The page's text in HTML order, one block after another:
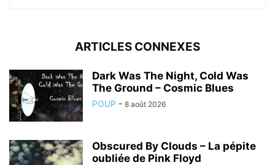
ARTICLES CONNEXES
Dark Was The Night, Cold Was
The Ground – Cosmic Blues
POUP - 8 août 2026
Obscured By Clouds – La pépite
oubliée de Pink Floyd